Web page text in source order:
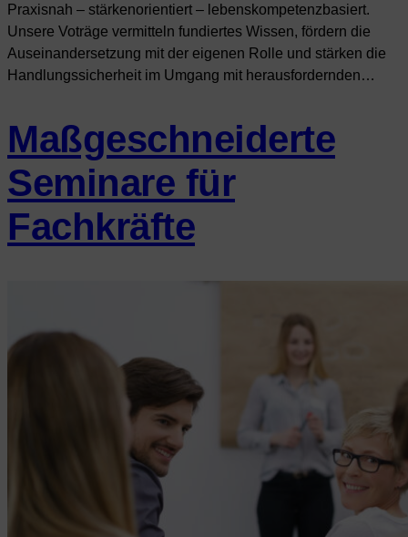
Praxisnah – stärkenorientiert – lebenskompetenzbasiert.
Unsere Voträge vermitteln fundiertes Wissen, fördern die
Auseinandersetzung mit der eigenen Rolle und stärken die
Handlungssicherheit im Umgang mit herausfordernden…
Maßgeschneiderte
Seminare für
Fachkräfte